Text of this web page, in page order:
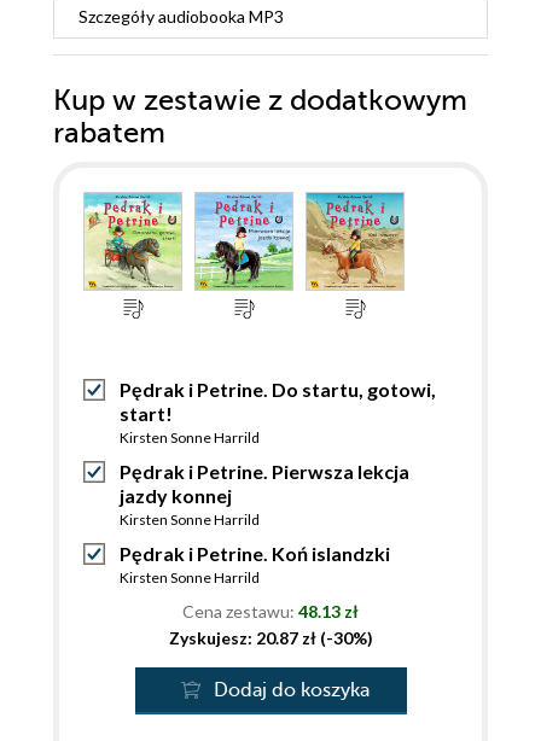
Szczegółyaudiobooka MP3
Kup w zestawie z dodatkowym
rabatem
Pędrak i Petrine. Do startu, gotowi,
start!
Kirsten Sonne Harrild
Pędrak i Petrine. Pierwsza lekcja
jazdy konnej
Kirsten Sonne Harrild
Pędrak i Petrine. Koń islandzki
Kirsten Sonne Harrild
Cena zestawu: 48.13 zł
Zyskujesz: 20.87 zł (-30%)
Dodaj do koszyka